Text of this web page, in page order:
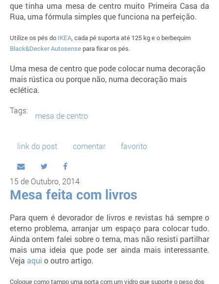
que tinha uma mesa de centro muito Primeira Casa da
Rua, uma fórmula simples que funciona na perfeição.
Utilize os pés doIKEA, cada pé suporta até 125 kg e o berbequim
Black&Decker Autosensepara fixar os pés.
Uma mesa de centro que pode colocar numa decoração
mais rústica ou porque não, numa decoração mais
eclética.
Tags:
mesa de centro
link do post comentar favorito
15 de Outubro, 2014
Mesa feita com livros
Para quem é devorador de livros e revistas há sempre o
eterno problema, arranjar um espaço para colocar tudo.
Ainda ontem falei sobre o tema, mas não resisti partilhar
mais uma ideia que pode ser ainda mais interessante.
Veja aqui o outro artigo.
Coloque como tampo uma porta com um vidro que suporte o peso dos